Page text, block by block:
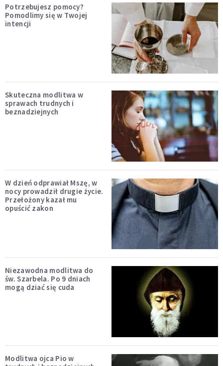
Potrzebujesz pomocy?
Pomodlimy się w Twojej
intencji
Skuteczna modlitwa w
sprawach trudnych i
beznadziejnych
W dzień odprawiał Mszę, w
nocy prowadził drugie życie.
Przełożony kazał mu
opuścić zakon
Niezawodna modlitwa do
św. Szarbela. Po 9 dniach
mogą dziać się cuda
Modlitwa ojca Pio w